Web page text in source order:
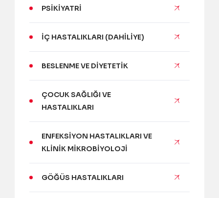
PSIKIYATRI
İÇ HASTALIKLARI (DAHILIYE)
BESLENME VE DIYETETIK
ÇOCUK SAĞLIĞI VE
HASTALIKLARI
ENFEKSIYON HASTALIKLARI VE
KLINIK MIKROBIYOLOJI
GÖĞÜS HASTALIKLARI